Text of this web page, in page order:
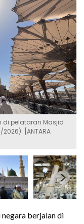
di pelataran Masjid
[ANTARA
berjalan di